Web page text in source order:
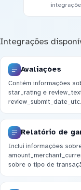
Integrações
Avaliações
Contém informações
star_rating e
review_submit_date_utc.
Relatório de
Inclui informações
sobre o tipo de